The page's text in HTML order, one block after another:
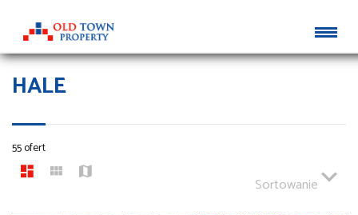
HALE
55 ofert
Sortowanie